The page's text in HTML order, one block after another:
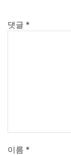
댓글 *
이름 *